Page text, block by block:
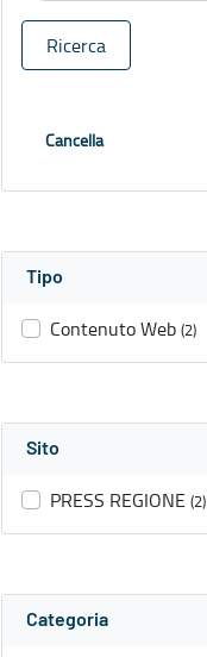
Ricerca
Cancella
Tipo
Contenuto Web (2)
Sito
PRESS REGIONE (2)
Categoria